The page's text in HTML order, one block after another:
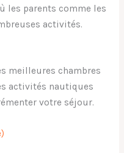
les parents comme les
activités.
meilleures chambres
activités nautiques
votre séjour.